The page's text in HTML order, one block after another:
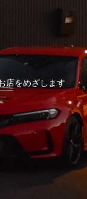
店をめざします